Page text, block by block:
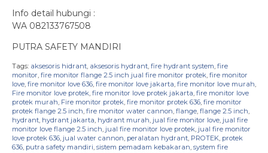
Info detail hubungi :
WA 082133767508
PUTRA SAFETY MANDIRI
Tags: aksesoris hidrant, aksesoris hydrant, fire hydrant system, fire
monitor, fire monitor flange 2.5 inch jual fire monitor protek, fire monitor
love, fire monitor love 636, fire monitor love jakarta, fire monitor love murah,
Fire monitor love protek, fire monitor love protek jakarta, fire monitor love
protek murah, Fire monitor protek, fire monitor protek 636, fire monitor
protek flange 2.5 inch, fire monitor water cannon, flange, flange 2.5 inch,
hydrant, hydrant jakarta, hydrant murah, jual fire monitor love, jual fire
monitor love flange 2.5 inch, jual fire monitor love protek, jual fire monitor
love protek 636, jual water cannon, peralatan hydrant, PROTEK, protek
636, putra safety mandiri, sistem pemadam kebakaran, system fire